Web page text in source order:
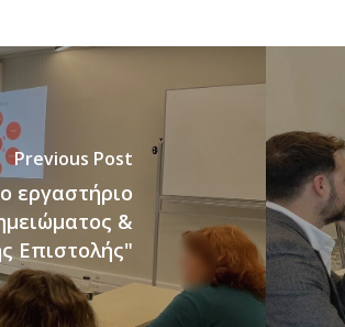
Previous Post
εργαστήριο
&
Επιστολής"